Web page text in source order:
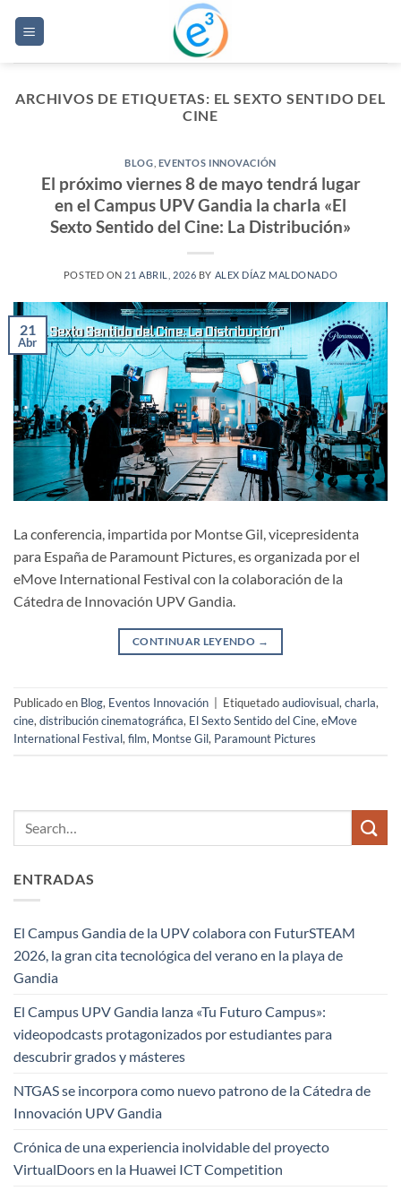
ARCHIVOS DE ETIQUETAS: EL SEXTO SENTIDO DEL
CINE
BLOG EVENTOS INNOVACIÓN
El próximo viernes 8 de mayo tendrá lugar
en el Campus UPV Gandia la charla «El
Sexto Sentido del Cine: La Distribución»
POSTED ON 21 ABRIL, 2026 BY ALEX DÍAZ MALDONADO
21
Abr
La conferencia, impartida por Montse Gil, vicepresidenta
para España de Paramount Pictures, es organizada por el
eMove International Festival con la colaboración de la
Cátedra de Innovación UPV Gandia.
CONTINUAR LEYENDO →
Publicado en Blog, Eventos Innovación Etiquetadoaudiovisual, charla,
cine, distribución cinematográfica, El Sexto Sentido del Cine, eMove
International Festival, film, Montse Gil, Paramount Pictures
ENTRADAS
El Campus Gandia de la UPV colabora con FuturSTEAM
2026, la gran cita tecnológica del verano en la playa de
Gandia
El Campus UPV Gandia lanza «Tu Futuro Campus»:
videopodcasts protagonizados por estudiantes para
descubrir grados y másteres
NTGAS se incorpora como nuevo patrono de la Cátedra de
Innovación UPV Gandia
Crónica de una experiencia inolvidable del proyecto
VirtualDoors en la Huawei ICT Competition